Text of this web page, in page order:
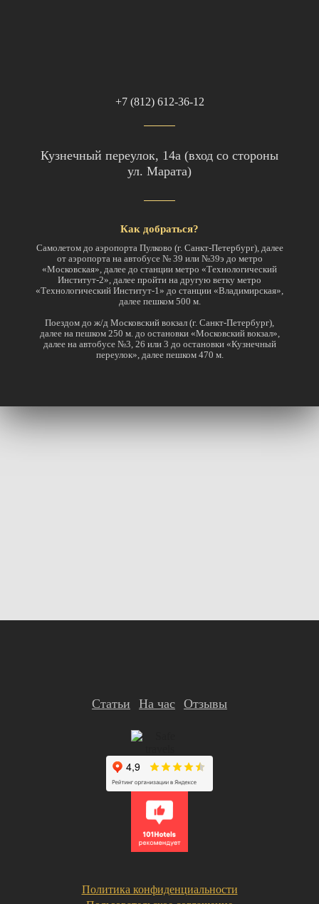
+7 (812) 612-36-12
Кузнечный переулок, 14а (вход со стороны
ул. Марата)
Как добраться?
Самолетом до аэропорта Пулково (г. Санкт-Петербург), далее
от аэропорта на автобусе № 39 или №39э до метро
«Московская», далее до станции метро «Технологический
Институт-2», далее пройти на другую ветку метро
«Технологический Институт-1» до станции «Владимирская»,
далее пешком 500 м.
Поездом до ж/д Московский вокзал (г. Санкт-Петербург),
далее на пешком 250 м. до остановки «Московский вокзал»,
далее на автобусе №3, 26 или 3 до остановки «Кузнечный
переулок», далее пешком 470 м.
Статьи На час Отзывы
Политика конфиденциальности